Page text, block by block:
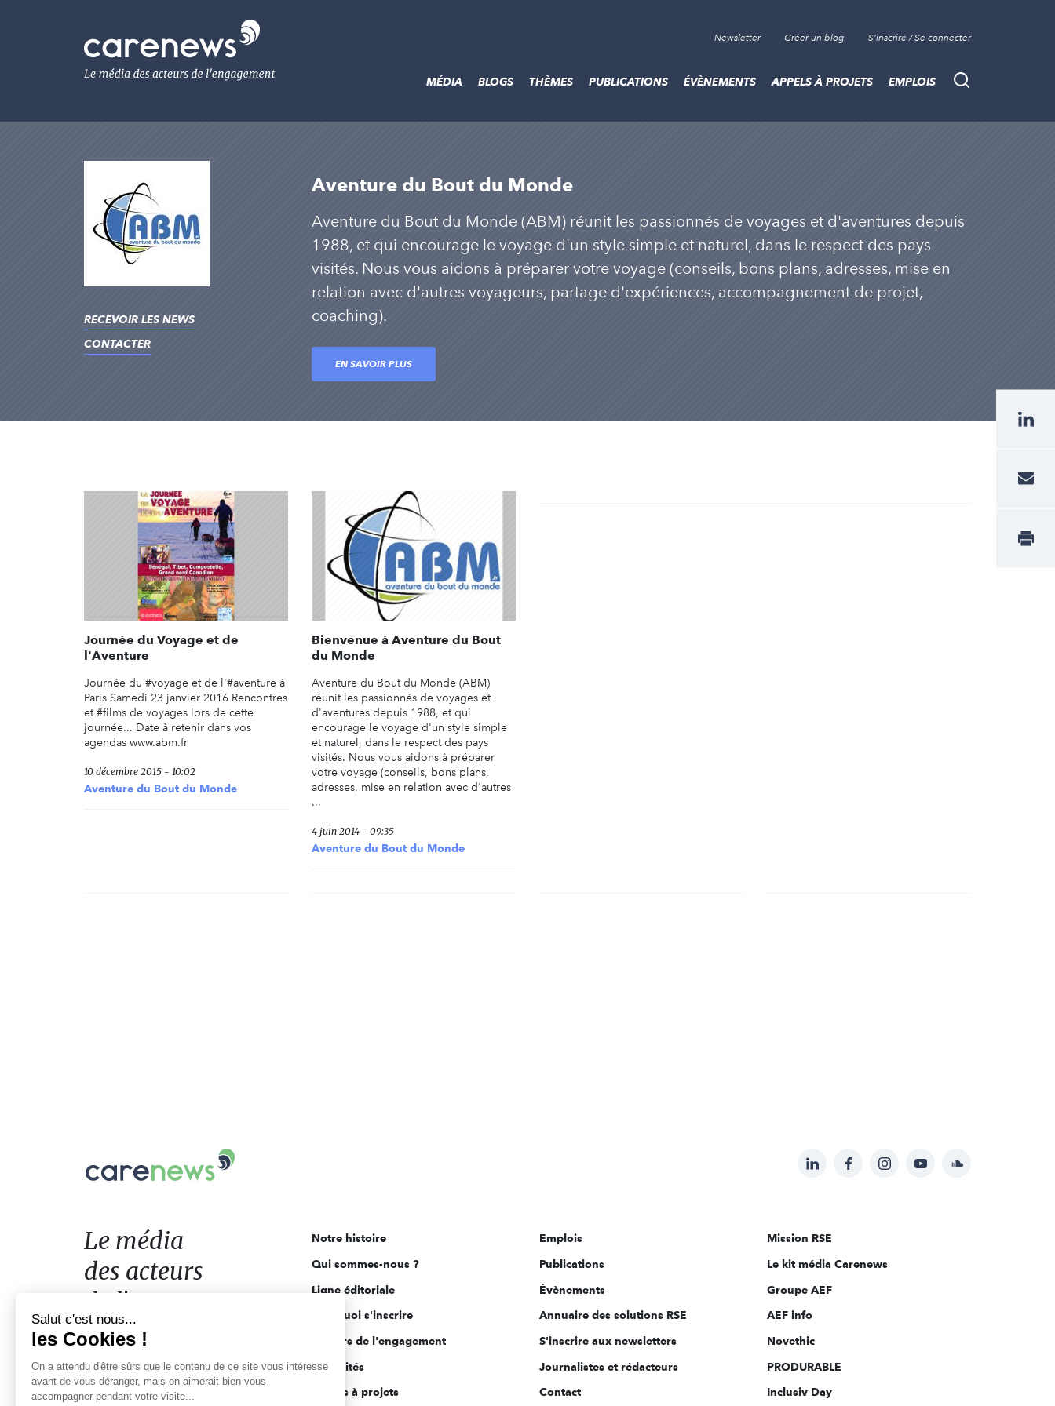
Le
média
de
Newsletter Créer un blog S'inscrire / Se connecter
Recherche
MÉDIA BLOGS THÈMES PUBLICATIONS ÉVÈNEMENTS APPELS À PROJETS EMPLOIS
RECEVOIR LES NEWS
CONTACTER
Aventure du Bout du Monde
Aventure du Bout du Monde (ABM) réunit les passionnés de voyages et d'aventures depuis
1988, et qui encourage le voyage d'un style simple et naturel, dans le respect des pays
visités. Nous vous aidons à préparer votre voyage (conseils, bons plans, adresses, mise en
relation avec d'autres voyageurs, partage d'expériences, accompagnement de projet,
coaching).
EN SAVOIR PLUS
Journée du Voyage et de
l'Aventure
Journée du #‎voyage et de l'#‎aventure à
Paris Samedi 23 janvier 2016 Rencontres
et #‎films de voyages lors de cette
journée... Date à retenir dans vos
agendas www.abm.fr
10 décembre 2015 - 10:02
Aventure du Bout du Monde
Bienvenue à Aventure du Bout
du Monde
Aventure du Bout du Monde (ABM)
réunit les passionnés de voyages et
d'aventures depuis 1988, et qui
encourage le voyage d'un style simple
et naturel, dans le respect des pays
visités. Nous vous aidons à préparer
votre voyage (conseils, bons plans,
adresses, mise en relation avec d'autres
...
4 juin 2014 - 09:35
Aventure du Bout du Monde
Suivez-
sur:
LinkedInFacebookInstagramYouTubeSoundcloud
Le
acteurs
de
l'engagement
Le média
des acteurs
de l'engagement
Notre histoire
Qui sommes-nous ?
Ligne éditoriale
Pourquoi s'inscrire
Acteurs de l'engagement
Actualités
Appels à projets
Emplois
Publications
Évènements
Annuaire des solutions RSE
S'inscrire aux newsletters
Journalistes et rédacteurs
Contact
Mission RSE
Le kit média Carenews
Groupe AEF
AEF info
Novethic
PRODURABLE
Inclusiv Day
Salut c'est nous...
les Cookies !
On a attendu d'être sûrs que le contenu de ce site vous intéresse
avant de vous déranger, mais on aimerait bien vous
accompagner pendant votre visite...